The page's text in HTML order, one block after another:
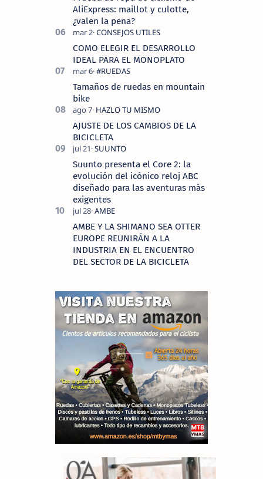
AliExpress: maillot y culotte,
¿valen la pena?
COMO ELEGIR EL DESARROLLO
IDEAL PARA EL MONOPLATO
Tamaños de ruedas en mountain
bike
AJUSTE DE LOS CAMBIOS DE LA
BICICLETA
Suunto presenta el Core 2: la
evolución del icónico reloj ABC
diseñado para las aventuras más
exigentes
AMBE Y LA SHIMANO SEA OTTER
EUROPE REUNIRÁN A LA
INDUSTRIA EN EL ENCUENTRO
DEL SECTOR DE LA BICICLETA